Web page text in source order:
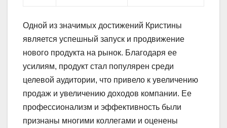
Одной из значимых достижений Кристины
является успешный запуск и продвижение
нового продукта на рынок. Благодаря ее
усилиям, продукт стал популярен среди
целевой аудитории, что привело к увеличению
продаж и увеличению доходов компании. Ее
профессионализм и эффективность были
признаны многими коллегами и оценены